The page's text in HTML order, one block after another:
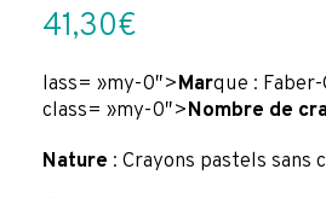
41,30€
lass= »my-0″>Marque :
class= »my-0″>Nombre de
Nature : Crayons pastels sans